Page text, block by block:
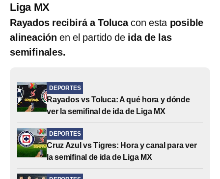
Liga MX
Rayados recibirá a Tolucacon esta posible
alineaciónen el partido de ida de las
semifinales.
DEPORTES
Rayados vs Toluca: A qué hora y dónde
ver la semifinal de ida de Liga MX
DEPORTES
Cruz Azul vs Tigres: Hora y canal para ver
la semifinal de ida de Liga MX